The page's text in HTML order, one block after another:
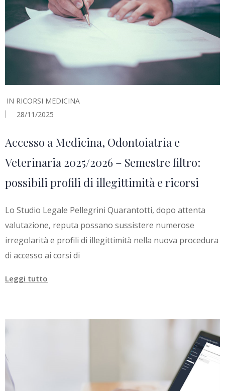
IN RICORSI MEDICINA
28/11/2025
Accesso a Medicina, Odontoiatria e
Veterinaria 2025/2026 – Semestre filtro:
possibili profili di illegittimità e ricorsi
Lo Studio Legale Pellegrini Quarantotti, dopo attenta
valutazione, reputa possano sussistere numerose
irregolarità e profili di illegittimità nella nuova procedura
di accesso ai corsi di
Leggi tutto